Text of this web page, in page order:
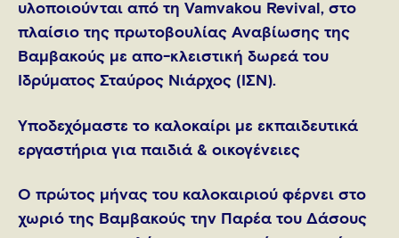
υλοποιούνται από τη Vamvakou Revival, στο
πλαίσιο της πρωτοβουλίας Αναβίωσης της
Βαμβακούς με απο-κλειστική δωρεά του
Ιδρύματος Σταύρος Νιάρχος (ΙΣΝ).
Υποδεχόμαστε το καλοκαίρι με εκπαιδευτικά
εργαστήρια για παιδιά & οικογένειες
Ο πρώτος μήνας του καλοκαιριού φέρνει στο
χωριό της Βαμβακούς την Παρέα του Δάσους